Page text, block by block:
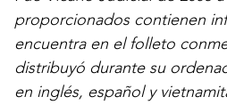
proporcionados contienen
encuentra en el folleto
distribuyó durante su
en inglés, español y